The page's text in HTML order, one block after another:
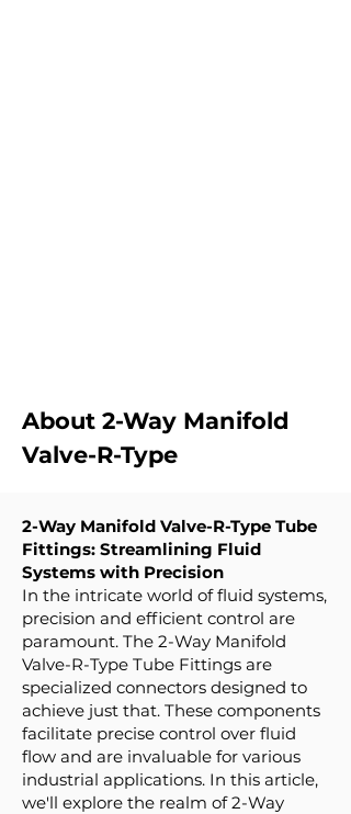
About 2-Way Manifold
Valve-R-Type
2-Way Manifold Valve-R-Type Tube
Fittings: Streamlining Fluid
Systems with Precision
In the intricate world of fluid systems,
precision and efficient control are
paramount. The 2-Way Manifold
Valve-R-Type Tube Fittings are
specialized connectors designed to
achieve just that. These components
facilitate precise control over fluid
flow and are invaluable for various
industrial applications. In this article,
we'll explore the realm of 2-Way